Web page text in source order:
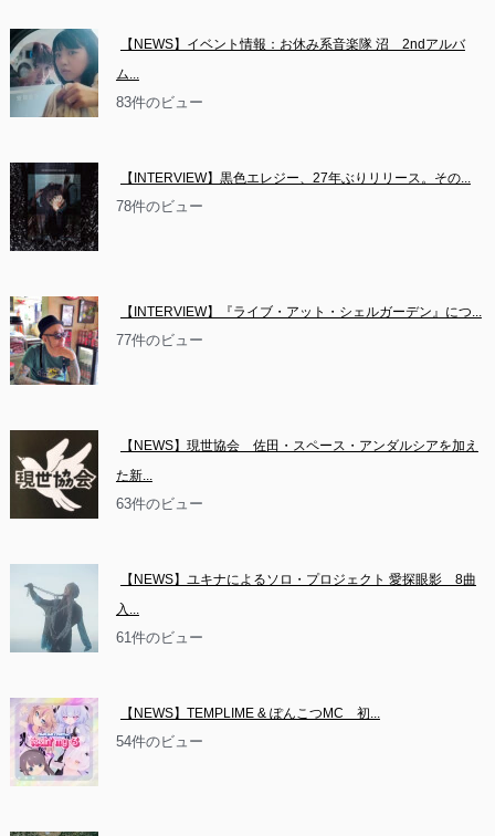
【NEWS】イベント情報：お休み系音楽隊 沼　2ndアルバ
ム...
83件のビュー
【INTERVIEW】黒色エレジー、27年ぶりリリース。その...
78件のビュー
【INTERVIEW】『ライブ・アット・シェルガーデン』につ...
77件のビュー
【NEWS】現世協会　佐田・スペース・アンダルシアを加え
た新...
63件のビュー
【NEWS】ユキナによるソロ・プロジェクト 愛探眼影　8曲
入...
61件のビュー
【NEWS】TEMPLIME & ぽんこつMC　初...
54件のビュー